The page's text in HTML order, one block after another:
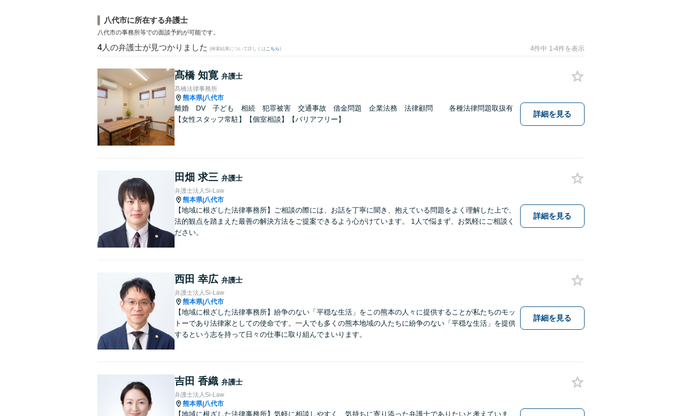
八代市に所在する弁護士
八代市の事務所等での面談予約が可能です。
4 人の弁護士が見つかりました (検索結果について詳しくは こちら) 4件中 1-4件を表示
髙橋 知寛 弁護士
髙橋法律事務所
熊本県|八代市
離婚 DV 子ども 相続 犯罪被害 交通事故 借金問題 企業法務 法律顧問 各種法律問題取扱有
【女性スタッフ常駐】【個室相談】【バリアフリー】
詳細を見る
田畑 求三 弁護士
弁護士法人Si-Law
熊本県|八代市
【地域に根ざした法律事務所】ご相談の際には、お話を丁寧に聞き、抱えている問題をよく理解した上で、
法的観点を踏まえた最善の解決方法をご提案できるよう心がけています。 1人で悩まず、お気軽にご相談く
ださい。
詳細を見る
西田 幸広 弁護士
弁護士法人Si-Law
熊本県|八代市
【地域に根ざした法律事務所】紛争のない「平穏な生活」をこの熊本の人々に提供することが私たちのモッ
トーであり法律家としての使命です。一人でも多くの熊本地域の人たちに紛争のない「平穏な生活」を提供
するという志を持って日々の仕事に取り組んでまいります。
詳細を見る
吉田 香織 弁護士
弁護士法人Si-Law
熊本県|八代市
【地域に根ざした法律事務所】気軽に相談しやすく、気持ちに寄り添った弁護士でありたいと考えていま